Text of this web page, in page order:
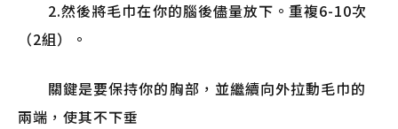
2.然後將毛巾在你的腦後儘量放下。重複6-10次
（2組）。
關鍵是要保持你的胸部，並繼續向外拉動毛巾的
兩端，使其不下垂